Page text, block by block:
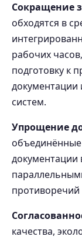
Сокращение
обходятся в
рабочих
подготовку к
документации
систем.
Упрощение
документации
качества,